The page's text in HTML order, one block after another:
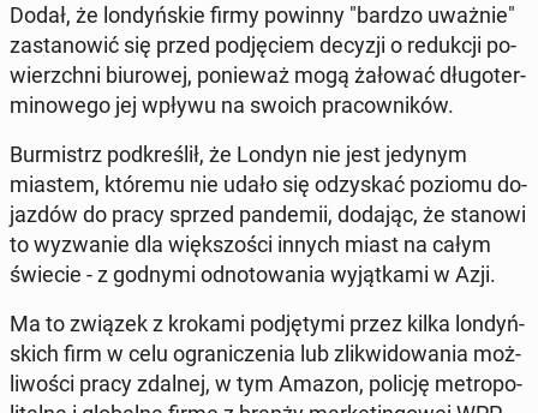
Dodał, że lon­dyń­skie firmy powinny "bardzo uważnie"
za­sta­no­wić się przed pod­ję­ciem decyzji o re­duk­cji po­
wierzch­ni biu­ro­wej, po­nie­waż mogą żałować dłu­go­ter­
mi­no­we­go jej wpływu na swoich pra­cow­ni­ków.
Bur­mistrz pod­kre­ślił, że Londyn nie jest jedynym
miastem, któremu nie udało się od­zy­skać poziomu do­
jaz­dów do pracy sprzed pan­de­mii, dodając, że stanowi
to wy­zwa­nie dla więk­szo­ści innych miast na całym
świecie - z godnymi od­no­to­wa­nia wy­jąt­ka­mi w Azji.
Ma to związek z krokami pod­ję­ty­mi przez kilka lon­dyń­
skich firm w celu ogra­ni­cze­nia lub zli­kwi­do­wa­nia moż­
li­wo­ści pracy zdalnej, w tym Amazon, policję me­tro­po­